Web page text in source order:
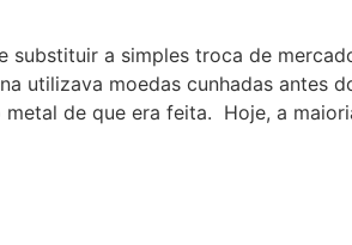
a simples troca de
utilizava moedas cunhadas antes
de que era feita. Hoje, a